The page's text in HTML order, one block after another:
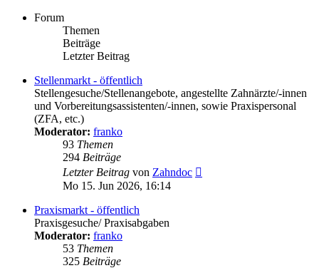
Forum
Themen
Beiträge
Letzter Beitrag
Stellenmarkt - öffentlich
Stellengesuche/Stellenangebote, angestellte Zahnärzte/-innen
und Vorbereitungsassistenten/-innen, sowie Praxispersonal
(ZFA, etc.)
Moderator: franko
93 Themen
294 Beiträge
Letzter Beitrag von Zahndoc
Mo 15. Jun 2026, 16:14
Praxismarkt - öffentlich
Praxisgesuche/ Praxisabgaben
Moderator: franko
53 Themen
325 Beiträge